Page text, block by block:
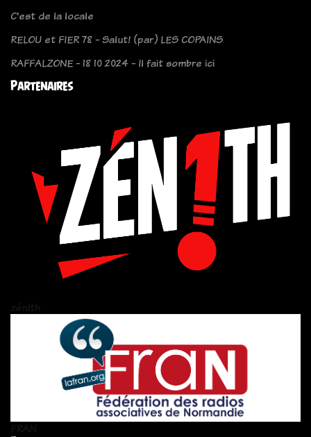
C'est de la locale
RELOU et FIER 78 - Salut! (par) LES COPAINS
RAFFALZONE - 18 10 2024 - Il fait sombre ici
Partenaires